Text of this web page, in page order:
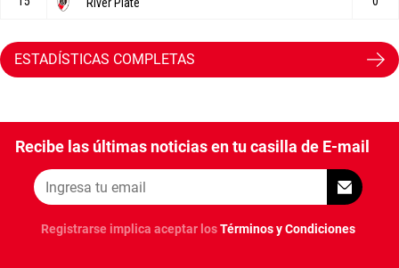
ESTADÍSTICAS COMPLETAS
Recibe las últimas noticias en tu casilla de E-mail
Registrarse implica aceptar losTérminos y Condiciones